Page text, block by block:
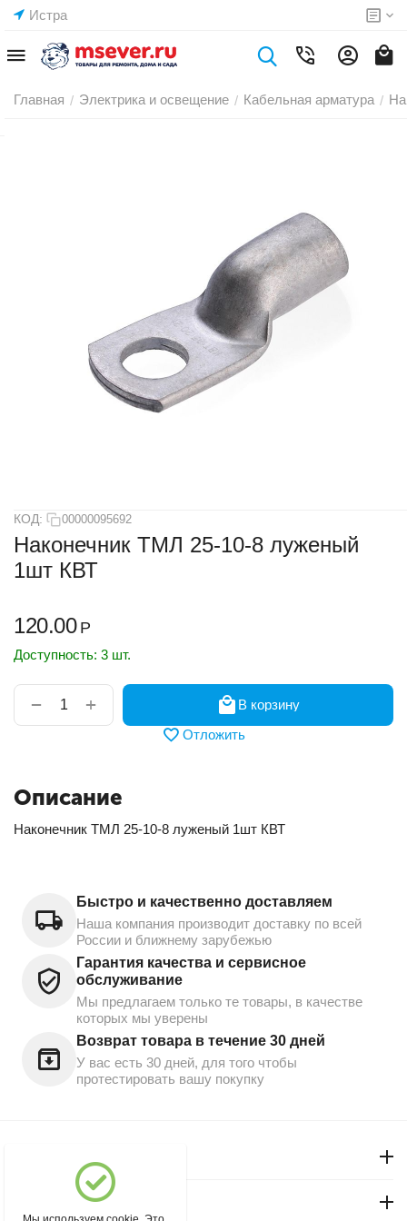
Истра
Главная / Электрика и освещение / Кабельная арматура /
КОД: 00000095692
Наконечник ТМЛ 25-10-8 луженый
1шт КВТ
120.00 Р
Доступность: 3 шт.
+
−
В корзину
Отложить
Описание
Наконечник ТМЛ 25-10-8 луженый 1шт КВТ
Быстро и качественно доставляем
Наша компания производит доставку по всей
России и ближнему зарубежью
Гарантия качества и сервисное
обслуживание
Мы предлагаем только те товары, в качестве
которых мы уверены
Возврат товара в течение 30 дней
У вас есть 30 дней, для того чтобы
протестировать вашу покупку
Магазин "Северный"